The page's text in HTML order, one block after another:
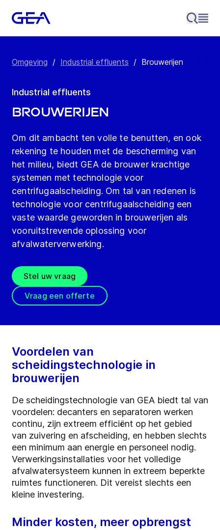
Omgeving / Industrial effluents / Brouwerijen
Industrial effluents
Brouwerijen
Om dit ambacht ten volle te benutten, en ook
rekening te houden met de bescherming van
het milieu, biedt GEA de brouwer krachtige
systemen met technologie voor
centrifugaalscheiding. Om tal van redenen is
technologie voor centrifugaalscheiding een
vaste waarde geworden in brouwerijen als
vooruitstrevende oplossing voor
afvalwaterverwerking.
Stel uw vraag
Vraag een offerte
Voordelen van
scheidingstechnologie in
brouwerijen
De scheidingstechnologie van GEA biedt tal van
voordelen: decanters en separatoren werken
continu, zijn extreem efficiënt op het gebied
van zuivering en afscheiding, en hebben slechts
een minimum aan energie en personeel nodig.
Verwerkingsinstallaties voor het volledige
afvalwatersysteem kunnen in extreem beperkte
ruimtes functioneren. Dit vereist slechts een
kleine investering.
Minder kosten, meer opbrengst